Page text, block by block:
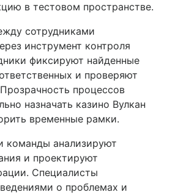
в тестовом пространстве.
сотрудниками
инструмент контроля
фиксируют найденные
и проверяют
процессов
назначать казино Вулкан
временные рамки.
команды анализируют
и проектируют
Специалисты
о проблемах и